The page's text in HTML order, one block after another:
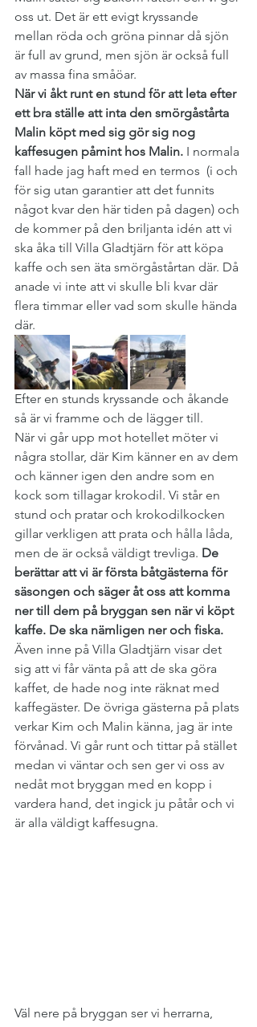
oss ut. Det är ett evigt kryssande
mellan röda och gröna pinnar då sjön
är full av grund, men sjön är också full
av massa fina småöar.
När vi åkt runt en stund för att leta efter
ett bra ställe att inta den smörgåstårta
Malin köpt med sig gör sig nog
kaffesugen påmint hos Malin. I normala
fall hade jag haft med en termos  (i och
för sig utan garantier att det funnits
något kvar den här tiden på dagen) och
de kommer på den briljanta idén att vi
ska åka till Villa Gladtjärn för att köpa
kaffe och sen äta smörgåstårtan där. Då
anade vi inte att vi skulle bli kvar där
flera timmar eller vad som skulle hända
där.
Efter en stunds kryssande och åkande
så är vi framme och de lägger till.
När vi går upp mot hotellet möter vi
några stollar, där Kim känner en av dem
och känner igen den andre som en
kock som tillagar krokodil. Vi står en
stund och pratar och krokodilkocken
gillar verkligen att prata och hålla låda,
men de är också väldigt trevliga. De
berättar att vi är första båtgästerna för
säsongen och säger åt oss att komma
ner till dem på bryggan sen när vi köpt
kaffe. De ska nämligen ner och fiska.
Även inne på Villa Gladtjärn visar det
sig att vi får vänta på att de ska göra
kaffet, de hade nog inte räknat med
kaffegäster. De övriga gästerna på plats
verkar Kim och Malin känna, jag är inte
förvånad. Vi går runt och tittar på stället
medan vi väntar och sen ger vi oss av
nedåt mot bryggan med en kopp i
vardera hand, det ingick ju påtår och vi
är alla väldigt kaffesugna.
Väl nere på bryggan ser vi herrarna,